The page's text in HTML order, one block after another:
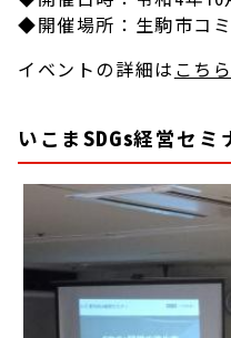
◆開催場所：生駒市コ
イベントの詳細は こちら
いこまSDGs経営セミ